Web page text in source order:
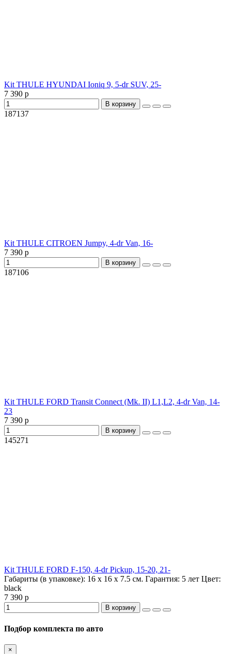
Kit THULE HYUNDAI Ioniq 9, 5-dr SUV, 25-
7 390 р
В корзину
187137
Kit THULE CITROEN Jumpy, 4-dr Van, 16-
7 390 р
В корзину
187106
Kit THULE FORD Transit Connect (Mk. II) L1,L2, 4-dr Van, 14-
23
7 390 р
В корзину
145271
Kit THULE FORD F-150, 4-dr Pickup, 15-20, 21-
Габариты (в упаковке): 16 х 16 х 7.5 см. Гарантия: 5 лет Цвет:
black
7 390 р
В корзину
Подбор комплекта по авто
×